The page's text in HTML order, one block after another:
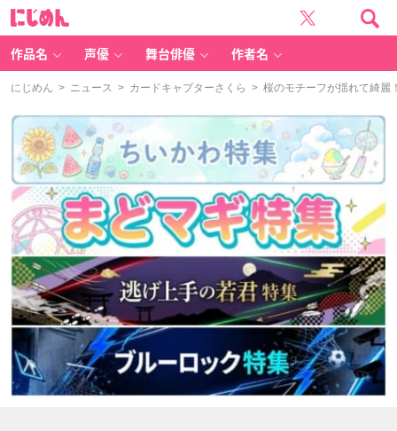
作品名 声優 舞台俳優 作者名
にじめん > ニュース > カードキャプターさくら > 桜のモチーフが揺れて綺麗